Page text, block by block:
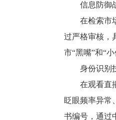
信息防御
在检索市
过严格审核，
市“黑嘴”和“小
身份识别
在观看直
眨眼频率异常
书编号，通过